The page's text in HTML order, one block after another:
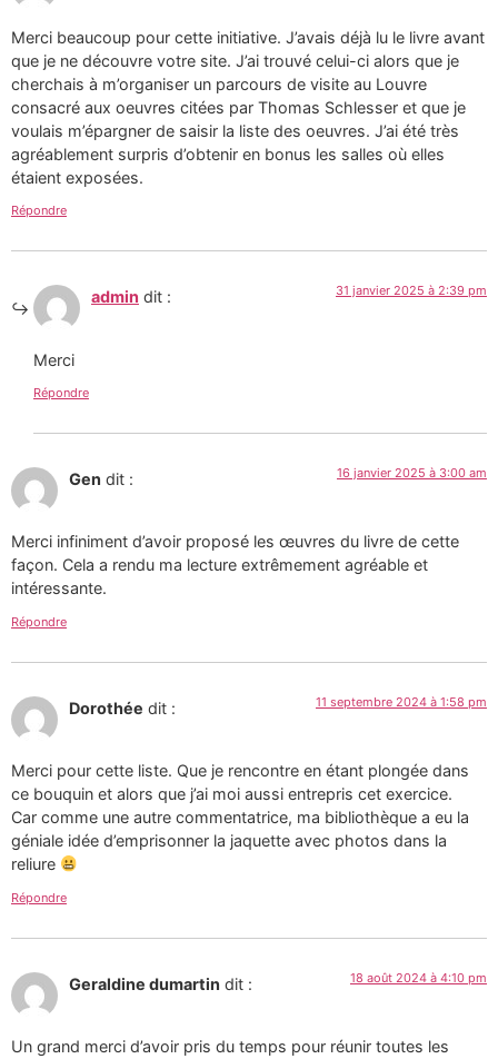
Merci beaucoup pour cette initiative. J’avais déjà lu le livre avant
que je ne découvre votre site. J’ai trouvé celui-ci alors que je
cherchais à m’organiser un parcours de visite au Louvre
consacré aux oeuvres citées par Thomas Schlesser et que je
voulais m’épargner de saisir la liste des oeuvres. J’ai été très
agréablement surpris d’obtenir en bonus les salles où elles
étaient exposées.
Répondre
admin dit : 31 janvier 2025 à 2:39 pm
Merci
Répondre
Gen dit : 16 janvier 2025 à 3:00 am
Merci infiniment d’avoir proposé les œuvres du livre de cette
façon. Cela a rendu ma lecture extrêmement agréable et
intéressante.
Répondre
Dorothée dit : 11 septembre 2024 à 1:58 pm
Merci pour cette liste. Que je rencontre en étant plongée dans
ce bouquin et alors que j’ai moi aussi entrepris cet exercice.
Car comme une autre commentatrice, ma bibliothèque a eu la
géniale idée d’emprisonner la jaquette avec photos dans la
reliure
Répondre
Geraldine dumartin dit : 18 août 2024 à 4:10 pm
Un grand merci d’avoir pris du temps pour réunir toutes les